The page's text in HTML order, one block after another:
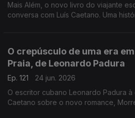
Mais Além, o novo livro do viajante
conversa com Luís Caetano. Uma
O crepúsculo de uma era
Praia, de Leonardo Padura
Ep. 121
24 jun. 2026
O escritor cubano Leonardo Padura à
Caetano sobre o novo romance,